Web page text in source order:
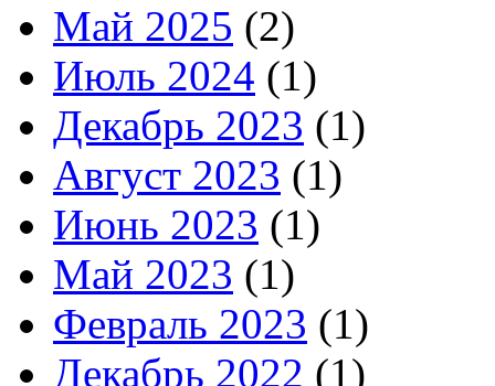
Май 2025 (2)
Июль 2024 (1)
Декабрь 2023 (1)
Август 2023 (1)
Июнь 2023 (1)
Май 2023 (1)
Февраль 2023 (1)
Декабрь 2022 (1)